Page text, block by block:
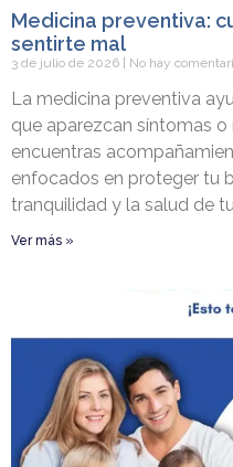
Medicina preventiva:
sentirte mal
3 de julio de 2026 No hay
La medicina preventiva
que aparezcan síntomas o
encuentras
enfocados en proteger tu
tranquilidad y la salud de
Ver más »